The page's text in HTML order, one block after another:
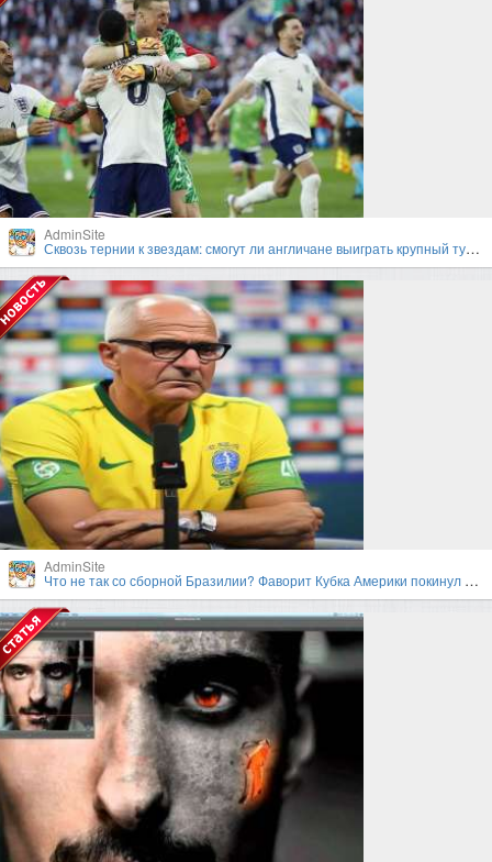
AdminSite
Сквозь тернии к звездам: смогут ли англичане выиграть крупный турнир под руководством Гарета Саутгейта?
AdminSite
Что не так со сборной Бразилии? Фаворит Кубка Америки покинул турнир в первом раунде плей-офф